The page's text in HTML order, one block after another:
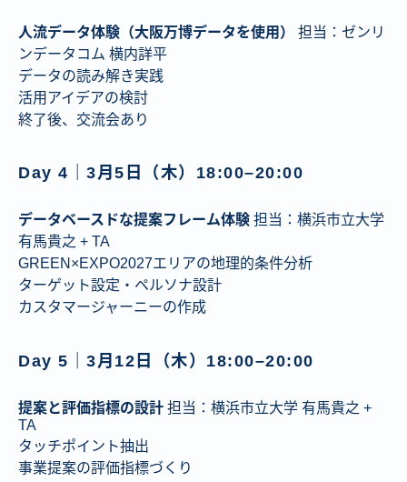
人流データ体験（大阪万博データを使用）
担当：ゼンリ
ンデータコム 横内詳平
データの読み解き実践
活用アイデアの検討
終了後、交流会あり
Day 4｜3月5日（木）18:00–20:00
データベースドな提案フレーム体験 担当：横浜市立大学
有馬貴之 + TA
GREEN×EXPO2027エリアの地理的条件分析
ターゲット設定・ペルソナ設計
カスタマージャーニーの作成
Day 5｜3月12日（木）18:00–20:00
提案と評価指標の設計 担当：横浜市立大学 有馬貴之 +
TA
タッチポイント抽出
事業提案の評価指標づくり